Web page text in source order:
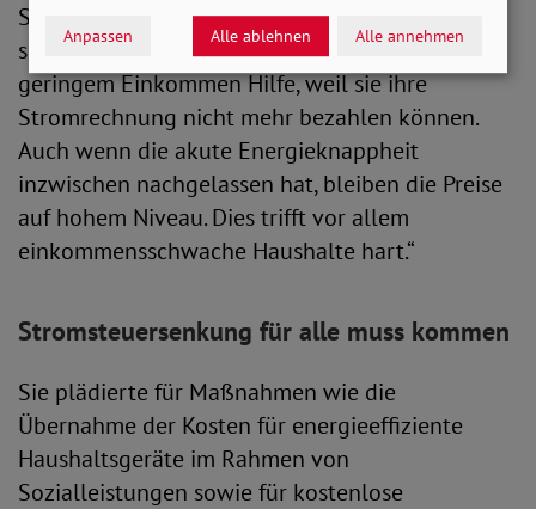
Sie betonte: „In unseren SoVD-Beratungsstellen
suchen immer noch viele Menschen mit
geringem Einkommen Hilfe, weil sie ihre
Stromrechnung nicht mehr bezahlen können.
Auch wenn die akute Energieknappheit
inzwischen nachgelassen hat, bleiben die Preise
auf hohem Niveau. Dies trifft vor allem
einkommensschwache Haushalte hart.“
Stromsteuersenkung für alle muss kommen
Sie plädierte für Maßnahmen wie die
Übernahme der Kosten für energieeffiziente
Haushaltsgeräte im Rahmen von
Sozialleistungen sowie für kostenlose
Anpassen Alle ablehnen Alle annehmen